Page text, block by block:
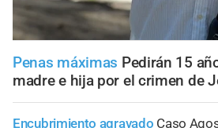
Penas máximas Pedirán 15
madre e hija por el crimen de
Encubrimiento agravado Caso